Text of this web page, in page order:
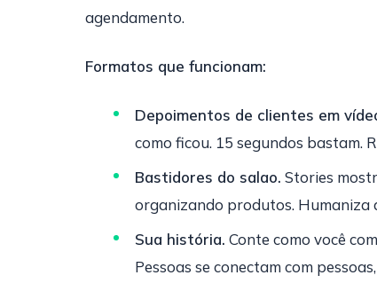
agendamento.
Formatos que funcionam:
Depoimentos de clientes em
como ficou. 15 segundos bastam.
Bastidores do salao. Stories
organizando produtos. Humaniza
Sua história. Conte como você
Pessoas se conectam com